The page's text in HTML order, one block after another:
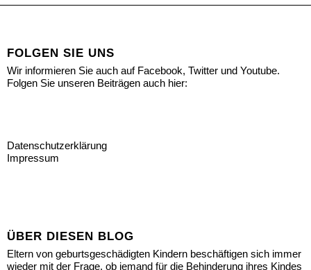
FOLGEN SIE UNS
Wir informieren Sie auch auf Facebook, Twitter und Youtube.
Folgen Sie unseren Beiträgen auch hier:
Datenschutzerklärung
Impressum
ÜBER DIESEN BLOG
Eltern von geburtsgeschädigten Kindern beschäftigen sich immer
wieder mit der Frage, ob jemand für die Behinderung ihres Kindes